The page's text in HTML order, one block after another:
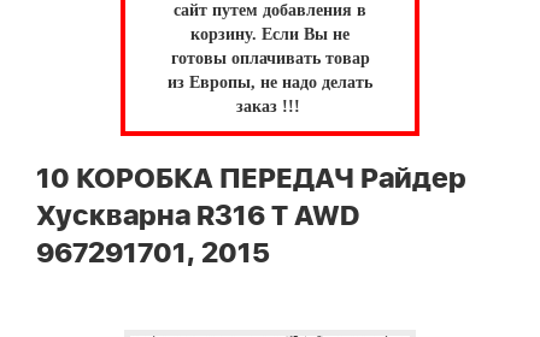
сайт путем добавления в
корзину. Если Вы не
готовы оплачивать товар
из Европы, не надо делать
заказ !!!
10 КОРОБКА ПЕРЕДАЧ Райдер
Хускварна R316 T AWD
967291701, 2015